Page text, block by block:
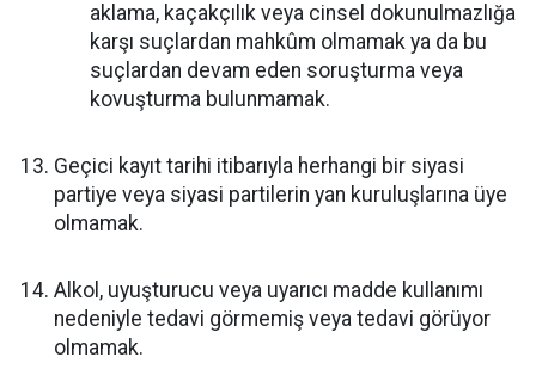
aklama, kaçakçılık veya cinsel dokunulmazlığa
karşı suçlardan mahkûm olmamak ya da bu
suçlardan devam eden soruşturma veya
kovuşturma bulunmamak.
Geçici kayıt tarihi itibarıyla herhangi bir siyasi
partiye veya siyasi partilerin yan kuruluşlarına üye
olmamak.
Alkol, uyuşturucu veya uyarıcı madde kullanımı
nedeniyle tedavi görmemiş veya tedavi görüyor
olmamak.